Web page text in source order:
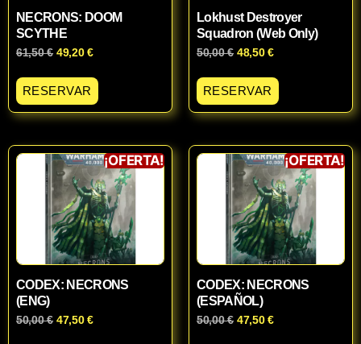
NECRONS: DOOM
SCYTHE
61,50€ 49,20€
RESERVAR
Lokhust Destroyer
Squadron (Web Only)
50,00€ 48,50€
RESERVAR
¡OFERTA!
CODEX: NECRONS
(ENG)
50,00€ 47,50€
¡OFERTA!
CODEX: NECRONS
(ESPAÑOL)
50,00€ 47,50€